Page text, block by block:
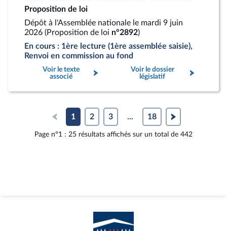
Proposition de loi
Dépôt à l'Assemblée nationale le mardi 9 juin
2026 (Proposition de loi n°2892)
En cours : 1ère lecture (1ère assemblée saisie),
Renvoi en commission au fond
Voir le texte
associé
Voir le dossier
législatif
1 2 3 ... 18
Page n°1 : 25 résultats affichés sur un total de 442